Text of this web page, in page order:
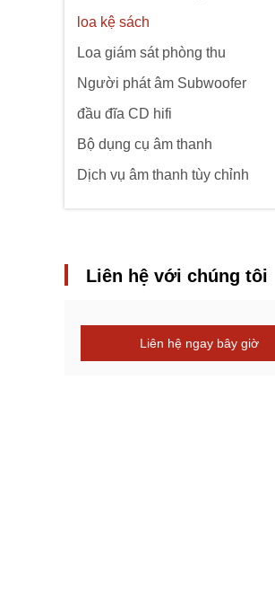
loa kệ sách
Loa giám sát phòng thu
Người phát âm Subwoofer
đầu đĩa CD hifi
Bộ dụng cụ âm thanh
Dịch vụ âm thanh tùy chỉnh
Liên hệ với chúng tôi
Liên hệ ngay bây giờ